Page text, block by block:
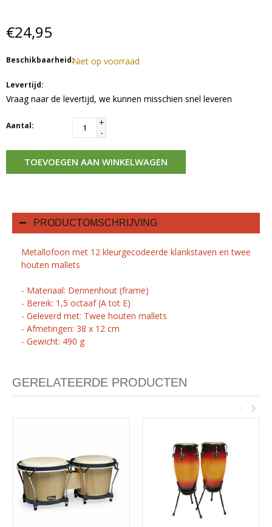
€24,95
Beschikbaarheid:Niet op voorraad
Levertijd:
Vraag naar de levertijd, we kunnen misschien snel leveren
Aantal:
+
-
TOEVOEGEN AAN WINKELWAGEN
PRODUCTOMSCHRIJVING
Metallofoon met 12 kleurgecodeerde klankstaven en twee
houten mallets
- Materiaal: Dennenhout (frame)
- Bereik: 1,5 octaaf (A tot E)
- Geleverd met: Twee houten mallets
- Afmetingen: 38 x 12 cm
- Gewicht: 490 g
GERELATEERDE PRODUCTEN